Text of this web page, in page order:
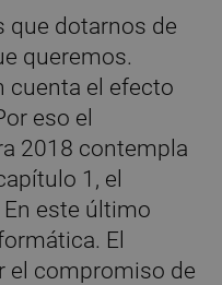
que dotarnos de
queremos.
cuenta el efecto
eso el
2018 contempla
1, el
este último
El
el compromiso de